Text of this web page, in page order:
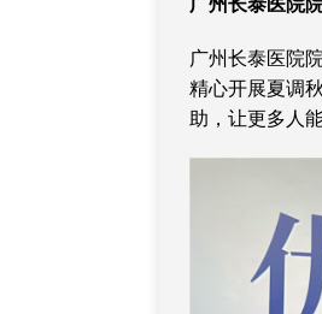
广州长泰医院
精心开展夏调
助，让更多人